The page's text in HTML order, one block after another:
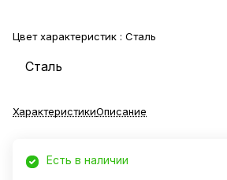
Цвет характеристик : Сталь
Сталь
ХарактеристикиОписание
Есть в наличии